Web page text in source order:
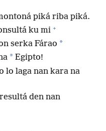
piká riba piká.
ku mi +
serka Fárao *
* Egipto!
lo laga nan kara na
den nan